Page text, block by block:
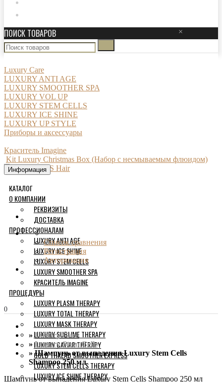
ПОИСК ТОВАРОВ ×
Luxury Care
LUXURY ANTI AGE
LUXURY SMOOTHER SPA
LUXURY VOL UP
LUXURY STEM CELLS
LUXURY ICE SHINE
LUXURY UP STYLE
Приборы и аксессуары
Краситель Imagine
Kit Luxury Christmas Box (Набор с несмываемым флюидом)
Информация
КАТАЛОГ
О КОМПАНИИ
РЕКВИЗИТЫ
ДОСТАВКА
ПРОФЕССИОНАЛАМ
LUXURY ANTI AGE
LUXURY ICE SHINE
LUXURY STEM CELLS
LUXURY SMOOTHER SPA
КРАСИТЕЛЬ IMAGINE
ПРОЦЕДУРЫ
LUXURY PLASM THERAPY
LUXURY TOTAL THERAPY
LUXURY MASK THERAPY
LUXURY SUBLIME THERAPY
LUXURY CAVIAR THERAPY
GOLD THREAD SMOOTHER EXPRESS
LUXURY STEM CELLS THERAPY
LUXURY ICE SHINE THERAPY
Список сравнения
Регистрация
Авторизация
0
Luxury Care
Luxury Stem Cells
Шампунь от выпадения Luxury Stem Cells
Shampoo 250 мл
Шампунь от выпадения Luxury Stem Cells Shampoo 250 мл